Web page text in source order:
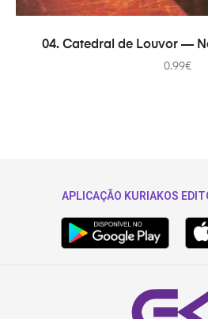
В
04. Catedral de Louvor —
0.99€
APLICAÇÃO KURIAKOS